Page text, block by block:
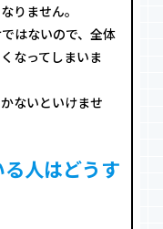
りません。
はないので、全体
なってしまいま
ないといけませ
人はどうす